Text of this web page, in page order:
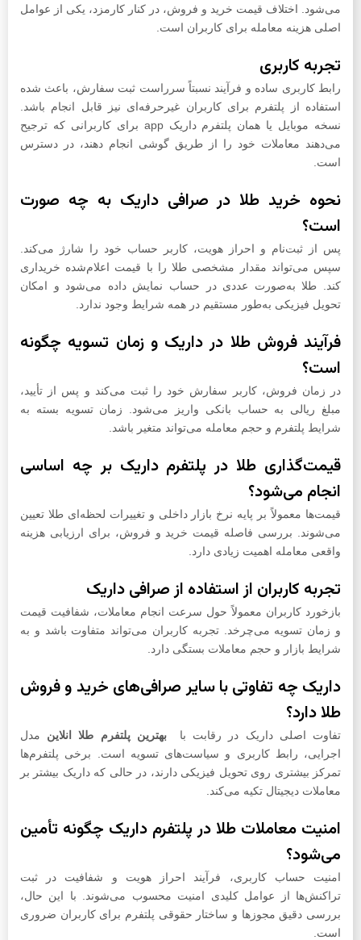
می‌شود. اختلاف قیمت خرید و فروش، در کنار کارمزد، یکی از عوامل
اصلی هزینه معامله برای کاربران است.
تجربه کاربری
رابط کاربری ساده و فرآیند نسبتاً سرراست ثبت سفارش، باعث شده
استفاده از پلتفرم برای کاربران غیرحرفه‌ای نیز قابل انجام باشد.
نسخه موبایل یا همان پلتفرم داریک app برای کاربرانی که ترجیح
می‌دهند معاملات خود را از طریق گوشی انجام دهند، در دسترس
است.
نحوه خرید طلا در صرافی داریک به چه صورت
است؟
پس از ثبت‌نام و احراز هویت، کاربر حساب خود را شارژ می‌کند.
سپس می‌تواند مقدار مشخصی طلا را با قیمت اعلام‌شده خریداری
کند. طلا به‌صورت عددی در حساب نمایش داده می‌شود و امکان
تحویل فیزیکی به‌طور مستقیم در همه شرایط وجود ندارد.
فرآیند فروش طلا در داریک و زمان تسویه چگونه
است؟
در زمان فروش، کاربر سفارش خود را ثبت می‌کند و پس از تأیید،
مبلغ ریالی به حساب بانکی واریز می‌شود. زمان تسویه بسته به
شرایط پلتفرم و حجم معامله می‌تواند متغیر باشد.
قیمت‌گذاری طلا در پلتفرم داریک بر چه اساسی
انجام می‌شود؟
قیمت‌ها معمولاً بر پایه نرخ بازار داخلی و تغییرات لحظه‌ای طلا تعیین
می‌شوند. بررسی فاصله قیمت خرید و فروش، برای ارزیابی هزینه
واقعی معامله اهمیت زیادی دارد.
تجربه کاربران از استفاده از صرافی داریک
بازخورد کاربران معمولاً حول سرعت انجام معاملات، شفافیت قیمت
و زمان تسویه می‌چرخد. تجربه کاربران می‌تواند متفاوت باشد و به
شرایط بازار و حجم معاملات بستگی دارد.
داریک چه تفاوتی با سایر صرافی‌های خرید و فروش
طلا دارد؟
تفاوت اصلی داریک در رقابت بابهترین پلتفرم طلا انلاین مدل
اجرایی، رابط کاربری و سیاست‌های تسویه است. برخی پلتفرم‌ها
تمرکز بیشتری روی تحویل فیزیکی دارند، در حالی که داریک بیشتر بر
معاملات دیجیتال تکیه می‌کند.
امنیت معاملات طلا در پلتفرم داریک چگونه تأمین
می‌شود؟
امنیت حساب کاربری، فرآیند احراز هویت و شفافیت در ثبت
تراکنش‌ها از عوامل کلیدی امنیت محسوب می‌شوند. با این حال،
بررسی دقیق مجوزها و ساختار حقوقی پلتفرم برای کاربران ضروری
است.